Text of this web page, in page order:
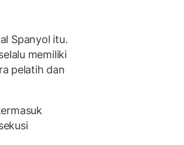
Spanyol itu.
memiliki
pelatih dan